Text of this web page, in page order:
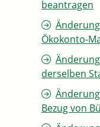
beantragen
Ökokonto-
derselben
Bezug von